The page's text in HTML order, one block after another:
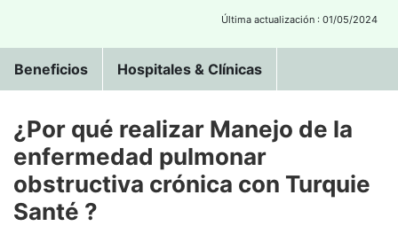
Última actualización : 01/05/2024
Beneficios Hospitales & Clínicas
¿Por qué realizar Manejo de la
enfermedad pulmonar
obstructiva crónica con Turquie
Santé ?